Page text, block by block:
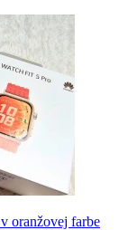
oranžovej farbe